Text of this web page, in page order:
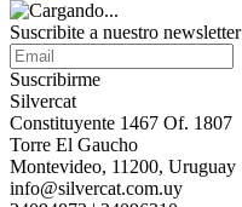
Suscribite a nuestro newsletter
Suscribirme
Silvercat
Constituyente 1467 Of. 1807
Torre El Gaucho
Montevideo, 11200, Uruguay
info@silvercat.com.uy